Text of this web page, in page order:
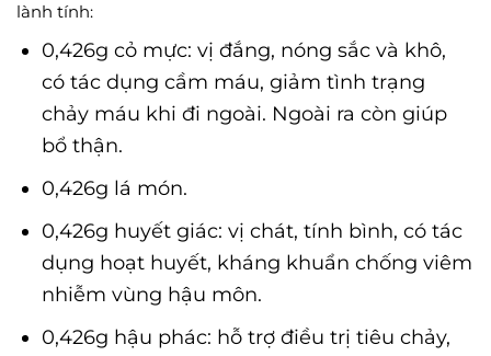
lành tính:
0,426g cỏ mực: vị đắng, nóng sắc và khô,
có tác dụng cầm máu, giảm tình trạng
chảy máu khi đi ngoài. Ngoài ra còn giúp
bổ thận.
0,426g lá món.
0,426g huyết giác: vị chát, tính bình, có tác
dụng hoạt huyết, kháng khuẩn chống viêm
nhiễm vùng hậu môn.
0,426g hậu phác: hỗ trợ điều trị tiêu chảy,